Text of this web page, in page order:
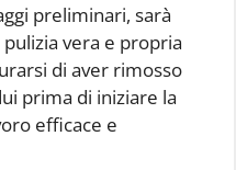
preliminari, sarà
vera e propria
di aver rimosso
prima di iniziare la
efficace e